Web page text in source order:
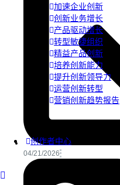
加速企业创新
创新业务增长
产品驱动增长
转型敏捷组织
精益产品创新
培养创新能力
提升创新领导力
运营创新转型
营销创新趋势报告
创作者中心
04/21/2026